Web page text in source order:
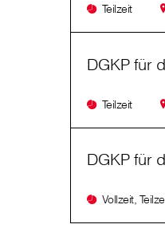
Teilzeit
DGKP für
Teilzeit
DGKP für
Vollzeit,